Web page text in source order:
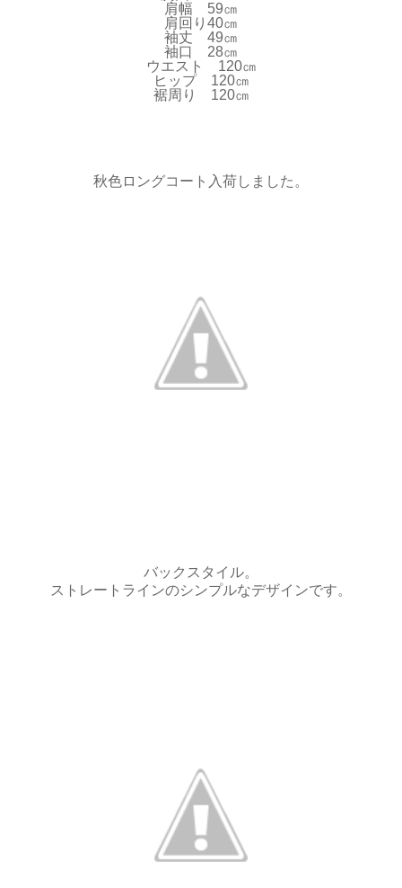
肩幅 59㎝
肩回り40㎝
袖丈 49㎝
袖口 28㎝
ウエスト 120㎝
ヒップ 120㎝
裾周り 120㎝
秋色ロングコート入荷しました。
バックスタイル。
ストレートラインのシンプルなデザインです。